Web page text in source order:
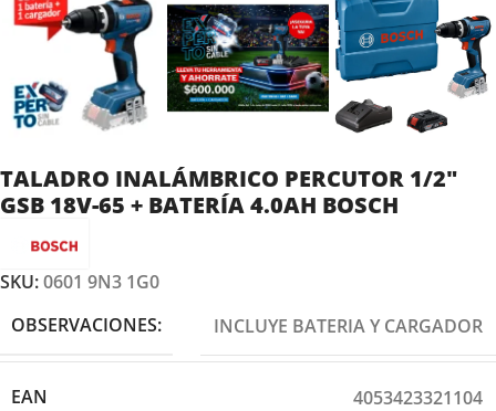
TALADRO INALÁMBRICO PERCUTOR 1/2″
GSB 18V-65 + BATERÍA 4.0AH BOSCH
SKU:0601 9N3 1G0
OBSERVACIONES:
INCLUYE BATERIA Y CARGADOR
EAN 4053423321104